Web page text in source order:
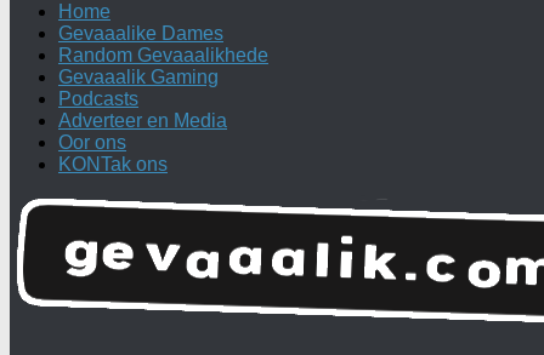
Home
Gevaaalike Dames
Random Gevaaalikhede
Gevaaalik Gaming
Podcasts
Adverteer en Media
Oor ons
KONTak ons